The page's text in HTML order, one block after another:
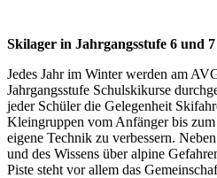
Skilager in Jahrgangsstufe 6 und 7
Jedes Jahr im Winter werden am
Jahrgangsstufe Schulskikurse
jeder Schüler die Gelegenheit
Kleingruppen vom Anfänger bis
eigene Technik zu verbessern.
und des Wissens über alpine
Piste steht vor allem das